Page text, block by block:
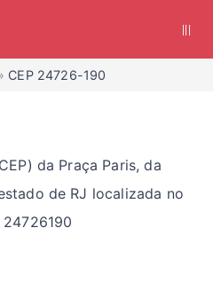
CEP 24726-190
da Praça Paris, da
de RJ localizada no